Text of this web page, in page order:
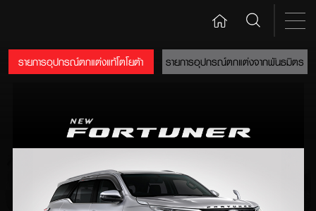
รายการอุปกรณ์ตกแต่งแท้โตโยต้า รายการอุปกรณ์ตกแต่งจากพันธมิตร